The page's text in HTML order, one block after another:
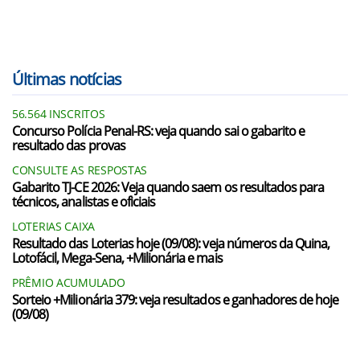
Últimas notícias
56.564 INSCRITOS
Concurso Polícia Penal-RS: veja quando sai o gabarito e
resultado das provas
CONSULTE AS RESPOSTAS
Gabarito TJ-CE 2026: Veja quando saem os resultados para
técnicos, analistas e oficiais
LOTERIAS CAIXA
Resultado das Loterias hoje (09/08): veja números da Quina,
Lotofácil, Mega-Sena, +Milionária e mais
PRÊMIO ACUMULADO
Sorteio +Milionária 379: veja resultados e ganhadores de hoje
(09/08)